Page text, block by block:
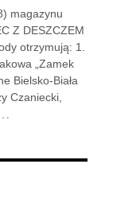
magazynu
Z DESZCZEM
otrzymują: 1.
„Zamek
Bielsko-Biała
Czaniecki,